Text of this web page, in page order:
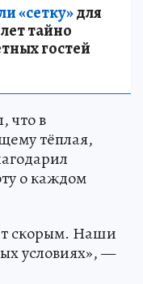
«сетку»для
тайно
гостей
что в
тёплая,
о каждом
скорым. Наши
условиях», —